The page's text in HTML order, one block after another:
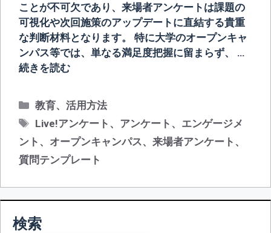
ことが不可欠であり、来場者アンケートは課題の
可視化や次回施策のアップデートに直結する貴重
な判断材料となります。 特に大学のオープンキャ
ンパス等では、単なる満足度把握に留まらず、 …
続きを読む
カ
テ
リ
ー
教育、活用方法
タ
Live!アンケート 、 アンケート 、 エンゲージメ
ント 、 オープンキャンパス、 来場者アンケート 、
質問テンプレート
検索